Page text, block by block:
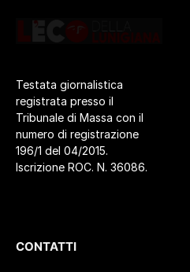
Testata giornalistica
registrata presso il
Tribunale di Massa con il
numero di registrazione
196/1 del 04/2015.
Iscrizione ROC. N. 36086.
CONTATTI